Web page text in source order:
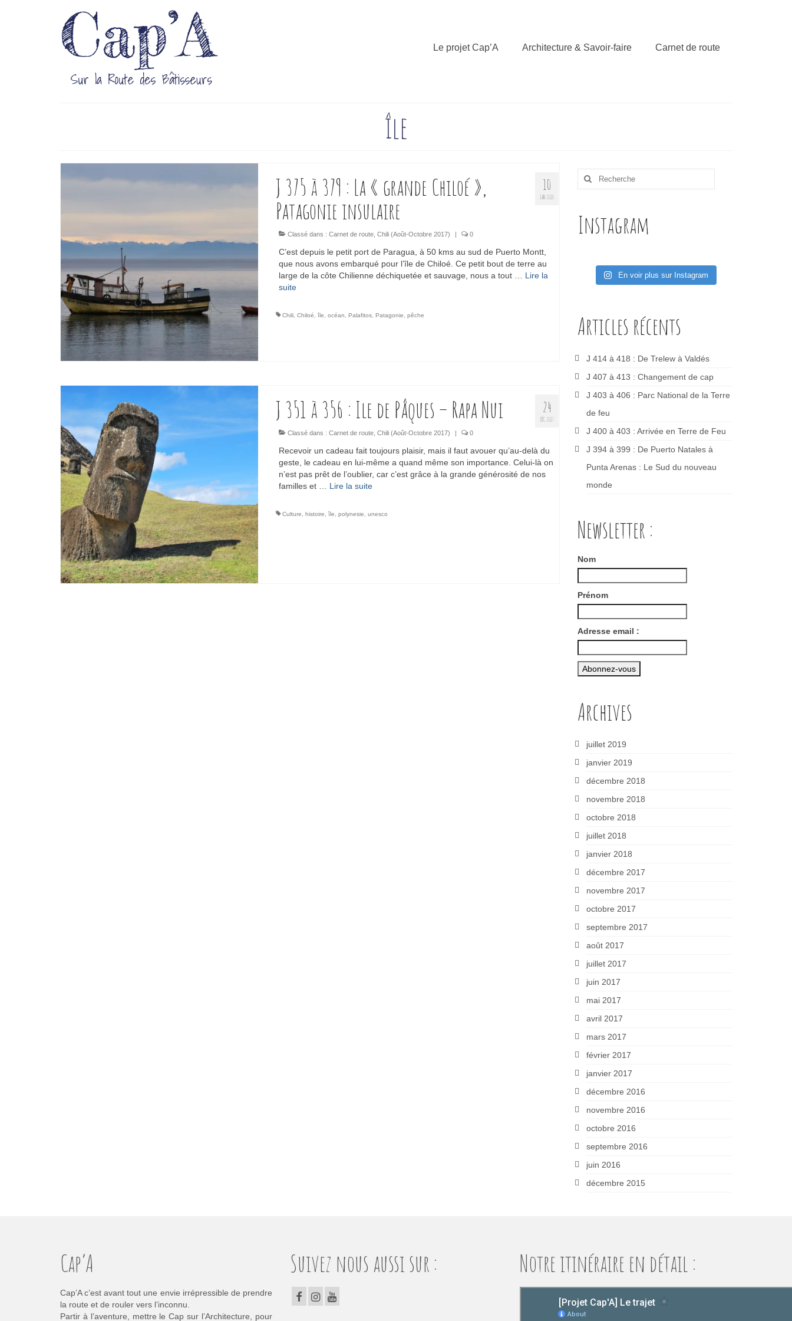
Le projet Cap’A Architecture & Savoir-faire Carnet de route
île
10
JAN 2018
J 375 à 379 : La « grande Chiloé »,
Patagonie insulaire
Classé dans : Carnet de route, Chili (Août-Octobre 2017) 0
C’est depuis le petit port de Paragua, à 50 kms au sud de Puerto Montt,
que nous avons embarqué pour l’île de Chiloé. Ce petit bout de terre au
large de la côte Chilienne déchiquetée et sauvage, nous a tout … Lire la
suite­­
Chili, Chiloé, île, océan, Palafitos, Patagonie, pêche
24
DÉC 2017
J 351 à 356 : Ile de Pâques – Rapa Nui
Classé dans : Carnet de route, Chili (Août-Octobre 2017) | 0
Recevoir un cadeau fait toujours plaisir, mais il faut avouer qu’au-delà du
geste, le cadeau en lui-même a quand même son importance. Celui-là on
n’est pas prêt de l’oublier, car c’est grâce à la grande générosité de nos
familles et … Lire la suite­­
Culture histoire île polynesie unesco
Rechercher
Instagram
En voir plus sur Instagram
Articles récents
J 414 à 418 : De Trelew à Valdés
J 407 à 413 : Changement de cap
J 403 à 406 : Parc National de la Terre
de feu
J 400 à 403 : Arrivée en Terre de Feu
J 394 à 399 : De Puerto Natales à
Punta Arenas : Le Sud du nouveau
monde
Newsletter :
Nom
Prénom
Adresse email :
Archives
juillet 2019
janvier 2019
décembre 2018
novembre 2018
octobre 2018
juillet 2018
janvier 2018
décembre 2017
novembre 2017
octobre 2017
septembre 2017
août 2017
juillet 2017
juin 2017
mai 2017
avril 2017
mars 2017
février 2017
janvier 2017
décembre 2016
novembre 2016
octobre 2016
septembre 2016
juin 2016
décembre 2015
Cap’A
Cap’A c’est avant tout une envie irrépressible de prendre
la route et de rouler vers l’inconnu.
Partir à l’aventure, mettre le Cap sur l’Architecture, pour
Suivez nous aussi sur : Notre itinéraire en détail :